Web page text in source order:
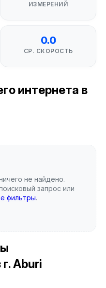
ИЗМЕРЕНИЙ
0.0
СР. СКОРОСТЬ
интернета в
не найдено.
запрос или
фильтры.
г. Aburi